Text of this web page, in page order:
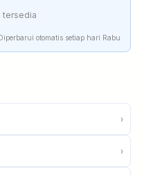
tersedia
otomatis setiap hari Rabu
›
›